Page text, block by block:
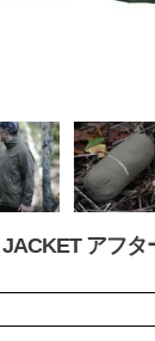
アフ